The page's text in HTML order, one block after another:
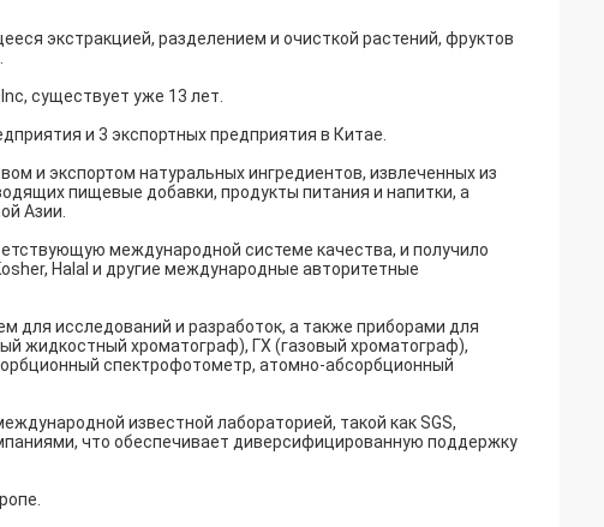
экстракцией, разделением и очисткой растений, фруктов
существует уже 13 лет.
и 3 экспортных предприятия в Китае.
и экспортом натуральных ингредиентов, извлеченных из
пищевые добавки, продукты питания и напитки, а
Азии.
международной системе качества, и получило
Halal и другие международные авторитетные
исследований и разработок, а также приборами для
жидкостный хроматограф), ГХ (газовый хроматограф),
спектрофотометр, атомно-абсорбционный
известной лабораторией, такой как SGS,
что обеспечивает диверсифицированную поддержку